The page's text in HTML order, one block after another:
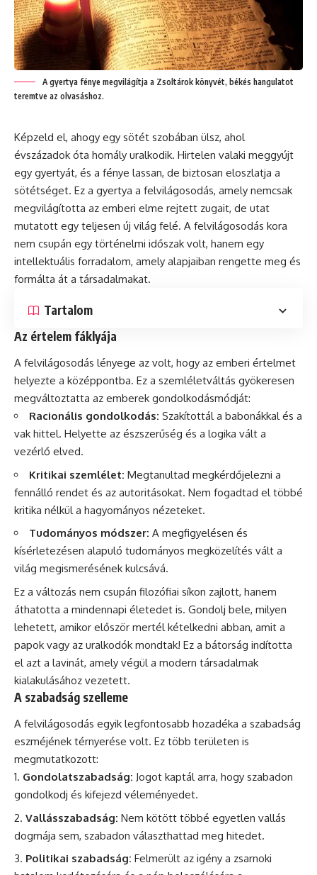
A gyertya fénye megvilágítja a Zsoltárok könyvét, békés hangulatot
teremtve az olvasáshoz.
Képzeld el, ahogy egy sötét szobában ülsz, ahol
évszázadok óta homály uralkodik. Hirtelen valaki meggyújt
egy gyertyát, és a fénye lassan, de biztosan eloszlatja a
sötétséget. Ez a gyertya a felvilágosodás, amely nemcsak
megvilágította az emberi elme rejtett zugait, de utat
mutatott egy teljesen új világ felé. A felvilágosodás kora
nem csupán egy történelmi időszak volt, hanem egy
intellektuális forradalom, amely alapjaiban rengette meg és
formálta át a társadalmakat.
Tartalom
Az értelem fáklyája
A felvilágosodás lényege az volt, hogy az emberi értelmet
helyezte a középpontba. Ez a szemléletváltás gyökeresen
megváltoztatta az emberek gondolkodásmódját:
Racionális gondolkodás: Szakítottál a babonákkal és a
vak hittel. Helyette az észszerűség és a logika vált a
vezérlő elved.
Kritikai szemlélet: Megtanultad megkérdőjelezni a
fennálló rendet és az autoritásokat. Nem fogadtad el többé
kritika nélkül a hagyományos nézeteket.
Tudományos módszer: A megfigyelésen és
kísérletezésen alapuló tudományos megközelítés vált a
világ megismerésének kulcsává.
Ez a változás nem csupán filozófiai síkon zajlott, hanem
áthatotta a mindennapi életedet is. Gondolj bele, milyen
lehetett, amikor először mertél kételkedni abban, amit a
papok vagy az uralkodók mondtak! Ez a bátorság indította
el azt a lavinát, amely végül a modern társadalmak
kialakulásához vezetett.
A szabadság szelleme
A felvilágosodás egyik legfontosabb hozadéka a szabadság
eszméjének térnyerése volt. Ez több területen is
megmutatkozott:
Gondolatszabadság: Jogot kaptál arra, hogy szabadon
gondolkodj és kifejezd véleményedet.
Vallásszabadság: Nem kötött többé egyetlen vallás
dogmája sem, szabadon választhattad meg hitedet.
Politikai szabadság: Felmerült az igény a zsarnoki